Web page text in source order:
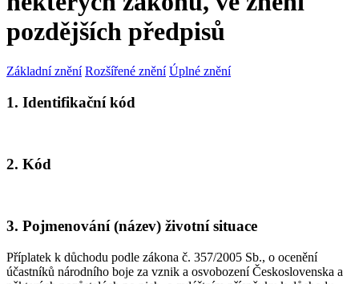
pozdějších předpisů
Základní znění Rozšířené znění Úplné znění
1. Identifikační kód
2. Kód
3. Pojmenování (název) životní situace
Příplatek k důchodu podle zákona č. 357/2005 Sb., o ocenění
účastníků národního boje za vznik a osvobození Československa a